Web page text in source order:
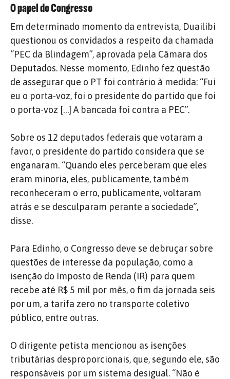
O papel do Congresso
Em determinado momento da entrevista, Duailibi
questionou os convidados a respeito da chamada
“PEC da Blindagem”, aprovada pela Câmara dos
Deputados. Nesse momento, Edinho fez questão
de assegurar que o PT foi contrário à medida: “Fui
eu o porta-voz, foi o presidente do partido que foi
o porta-voz […] A bancada foi contra a PEC”.
Sobre os 12 deputados federais que votaram a
favor, o presidente do partido considera que se
enganaram. “Quando eles perceberam que eles
eram minoria, eles, publicamente, também
reconheceram o erro, publicamente, voltaram
atrás e se desculparam perante a sociedade”,
disse.
Para Edinho, o Congresso deve se debruçar sobre
questões de interesse da população, como a
isenção do Imposto de Renda (IR) para quem
recebe até R$ 5 mil por mês, o fim da jornada seis
por um, a tarifa zero no transporte coletivo
público, entre outras.
O dirigente petista mencionou as isenções
tributárias desproporcionais, que, segundo ele, são
responsáveis por um sistema desigual. “Não é